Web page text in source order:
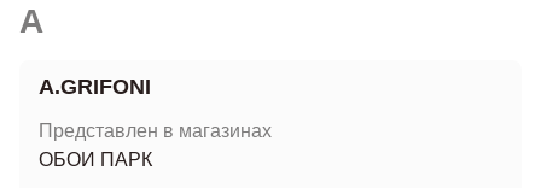
A
A.GRIFONI
Представлен в магазинах
ОБОИ ПАРК